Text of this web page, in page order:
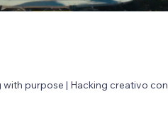
with purpose | Hacking creativo con